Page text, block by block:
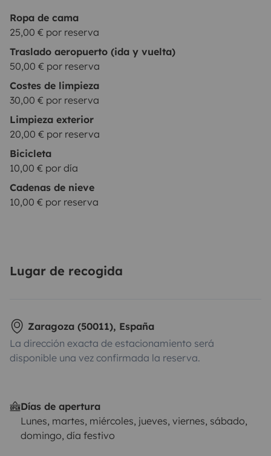
Ropa de cama
25,00 € por reserva
Traslado aeropuerto (ida y vuelta)
50,00 € por reserva
Costes de limpieza
30,00 € por reserva
Limpieza exterior
20,00 € por reserva
Bicicleta
10,00 € por día
Cadenas de nieve
10,00 € por reserva
Lugar de recogida
Zaragoza (50011), España
La dirección exacta de estacionamiento será
disponible una vez confirmada la reserva.
Días de apertura
Lunes, martes, miércoles, jueves, viernes, sábado,
domingo, día festivo